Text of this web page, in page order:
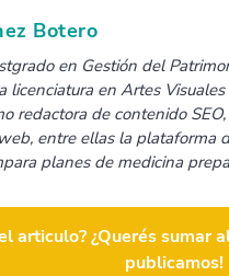
Botero
en Gestión del
licenciatura en Artes
redactora de contenido
entre ellas la plataforma
planes de medicina
articulo? ¿Querés sumar
publicamos!